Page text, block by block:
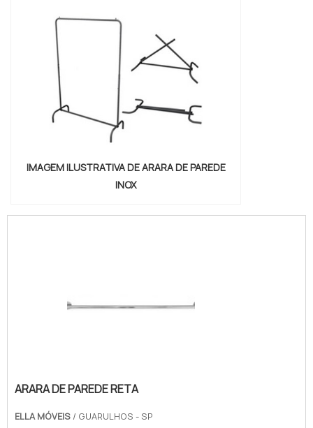
IMAGEM ILUSTRATIVA DE ARARA DE PAREDE
INOX
ARARA DE PAREDE RETA
ELLA MÓVEIS / GUARULHOS - SP